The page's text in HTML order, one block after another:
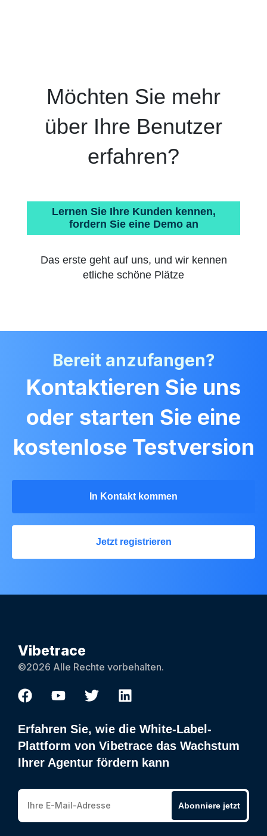
Möchten Sie mehr
über Ihre Benutzer
erfahren?
Lernen Sie Ihre Kunden kennen,
fordern Sie eine Demo an
Das erste geht auf uns, und wir kennen
etliche schöne Plätze
Bereit anzufangen?
Kontaktieren Sie uns
oder starten Sie eine
kostenlose Testversion
In Kontakt kommen
Jetzt registrieren
Vibetrace
©2026 Alle Rechte vorbehalten.
Erfahren Sie, wie die White-Label-
Plattform von Vibetrace das Wachstum
Ihrer Agentur fördern kann
Abonniere jetzt